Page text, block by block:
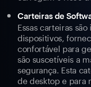
Carteiras de
Essas carteiras
dispositivos,
confortável para
são suscetíveis a
segurança. Esta
de desktop e para